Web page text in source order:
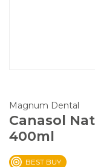
Magnum Dental
Canasol
400ml
BEST BUY